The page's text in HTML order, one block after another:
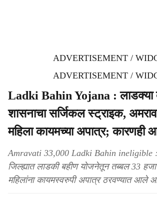
ADVERTISEMENT /
ADVERTISEMENT /
Ladki Bahin Yojana : लाडक्या
शासनाचा सर्जिकल स्ट्राइक,
महिला कायमच्या अपात्र; कारणही
Amravati 33,000 Ladki Bahin ineligible :
जिल्ह्यात लाडकी बहीण योजनेतून तब्बल 33
महिलांना कायमस्वरुपी अपात्र ठरवण्यात आले